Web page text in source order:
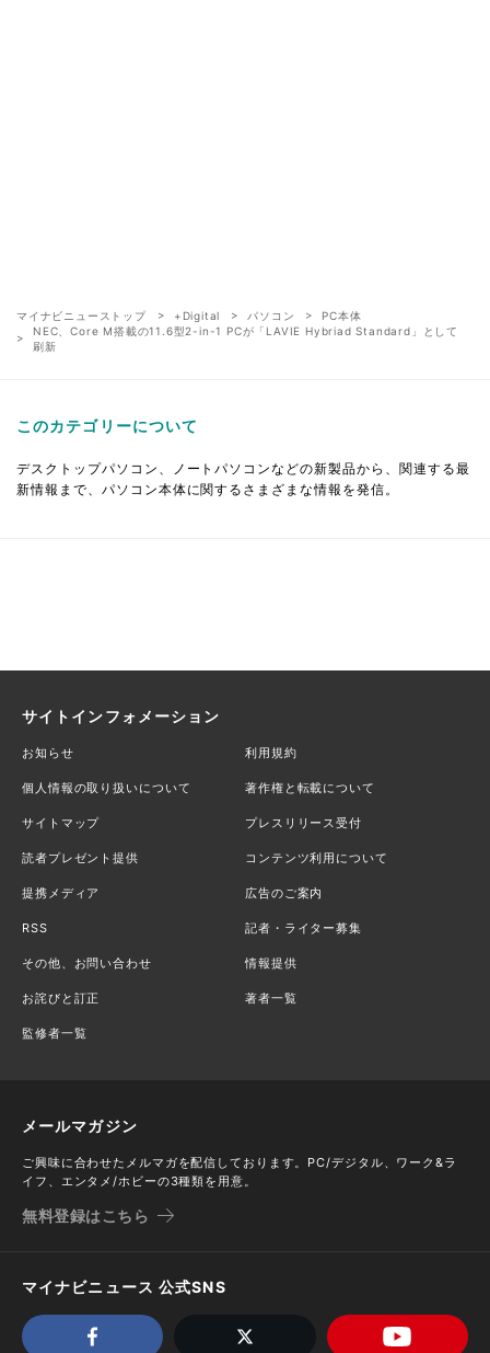
マイナビニューストップ +Digital パソコン
PC本体
NEC、Core M搭載の11.6型2-in-1 PCが「LAVIE Hybriad Standard」として
刷新
このカテゴリーについて
デスクトップパソコン、ノートパソコンなどの新製品から、関連する最
新情報まで、パソコン本体に関するさまざまな情報を発信。
サイトインフォメーション
お知らせ 利用規約
個人情報の取り扱いについて 著作権と転載について
サイトマップ プレスリリース受付
読者プレゼント提供 コンテンツ利用について
提携メディア 広告のご案内
RSS 記者・ライター募集
その他、お問い合わせ 情報提供
お詫びと訂正 著者一覧
監修者一覧
メールマガジン
ご興味に合わせたメルマガを配信しております。PC/デジタル、ワーク&ラ
イフ、エンタメ/ホビーの3種類を用意。
無料登録はこちら
マイナビニュース 公式SNS